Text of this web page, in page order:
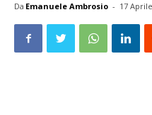
Da Emanuele Ambrosio - 17